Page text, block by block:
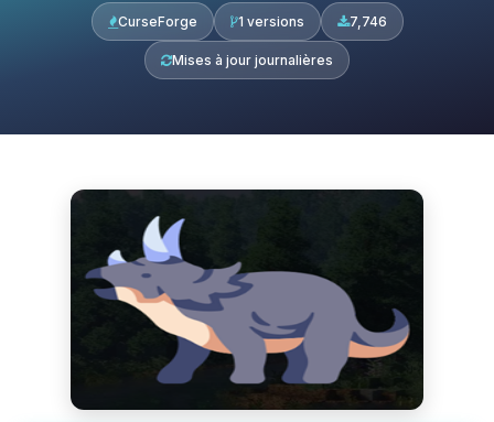
CurseForge 1 versions 7,746
Mises à jour journalières